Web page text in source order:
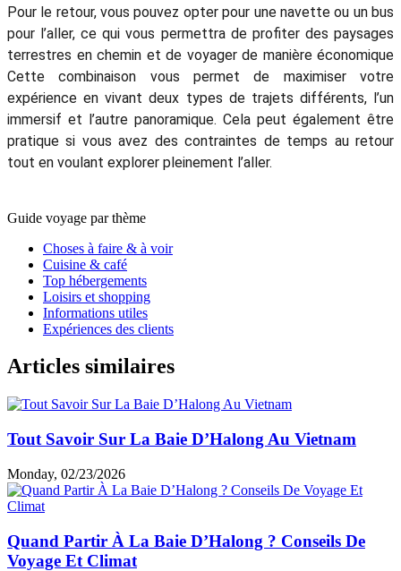
Pour le retour, vous pouvez opter pour une navette ou un bus
pour l’aller, ce qui vous permettra de profiter des paysages
terrestres en chemin et de voyager de manière économique
Cette combinaison vous permet de maximiser votre
expérience en vivant deux types de trajets différents, l’un
immersif et l’autre panoramique. Cela peut également être
pratique si vous avez des contraintes de temps au retour
tout en voulant explorer pleinement l’aller.
Guide voyage par thème
Choses à faire & à voir
Cuisine & café
Top hébergements
Loisirs et shopping
Informations utiles
Expériences des clients
Articles similaires
Tout Savoir Sur La Baie D’Halong Au Vietnam
Monday, 02/23/2026
Quand Partir À La Baie D’Halong ? Conseils De
Voyage Et Climat